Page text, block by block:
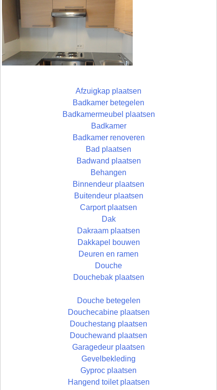
Afzuigkap plaatsen
Badkamer betegelen
Badkamermeubel plaatsen
Badkamer
Badkamer renoveren
Bad plaatsen
Badwand plaatsen
Behangen
Binnendeur plaatsen
Buitendeur plaatsen
Carport plaatsen
Dak
Dakraam plaatsen
Dakkapel bouwen
Deuren en ramen
Douche
Douchebak plaatsen
Douche betegelen
Douchecabine plaatsen
Douchestang plaatsen
Douchewand plaatsen
Garagedeur plaatsen
Gevelbekleding
Gyproc plaatsen
Hangend toilet plaatsen